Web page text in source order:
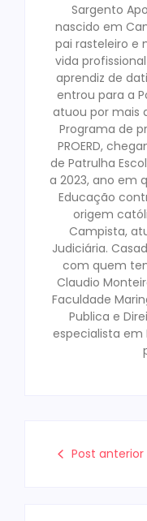
Sargento
nascido em
pai rasteleiro e
vida
aprendiz de
entrou para a
atuou por mais
Programa de
PROERD,
de Patrulha
a 2023, ano em
Educação
origem
Campista,
Judiciária.
com quem
Claudio
Faculdade
Publica e
especialista em
Post anterior